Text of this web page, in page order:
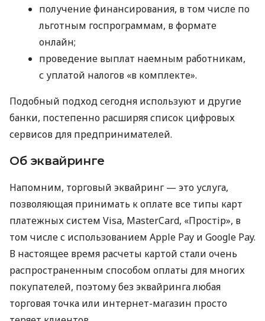
получение финансирования, в том числе по
льготным госпрограммам, в формате
онлайн;
проведение выплат наемным работникам,
с уплатой налогов «в комплекте».
Подобный подход сегодня используют и другие
банки, постепенно расширяя список цифровых
сервисов для предпринимателей.
Об эквайринге
Напомним, торговый эквайринг — это услуга,
позволяющая принимать к оплате все типы карт
платежных систем Visa, MasterCard, «Простір», в
том числе с использованием Apple Pay и Google Pay.
В настоящее время расчеты картой стали очень
распространенным способом оплаты для многих
покупателей, поэтому без эквайринга любая
торговая точка или интернет-магазин просто